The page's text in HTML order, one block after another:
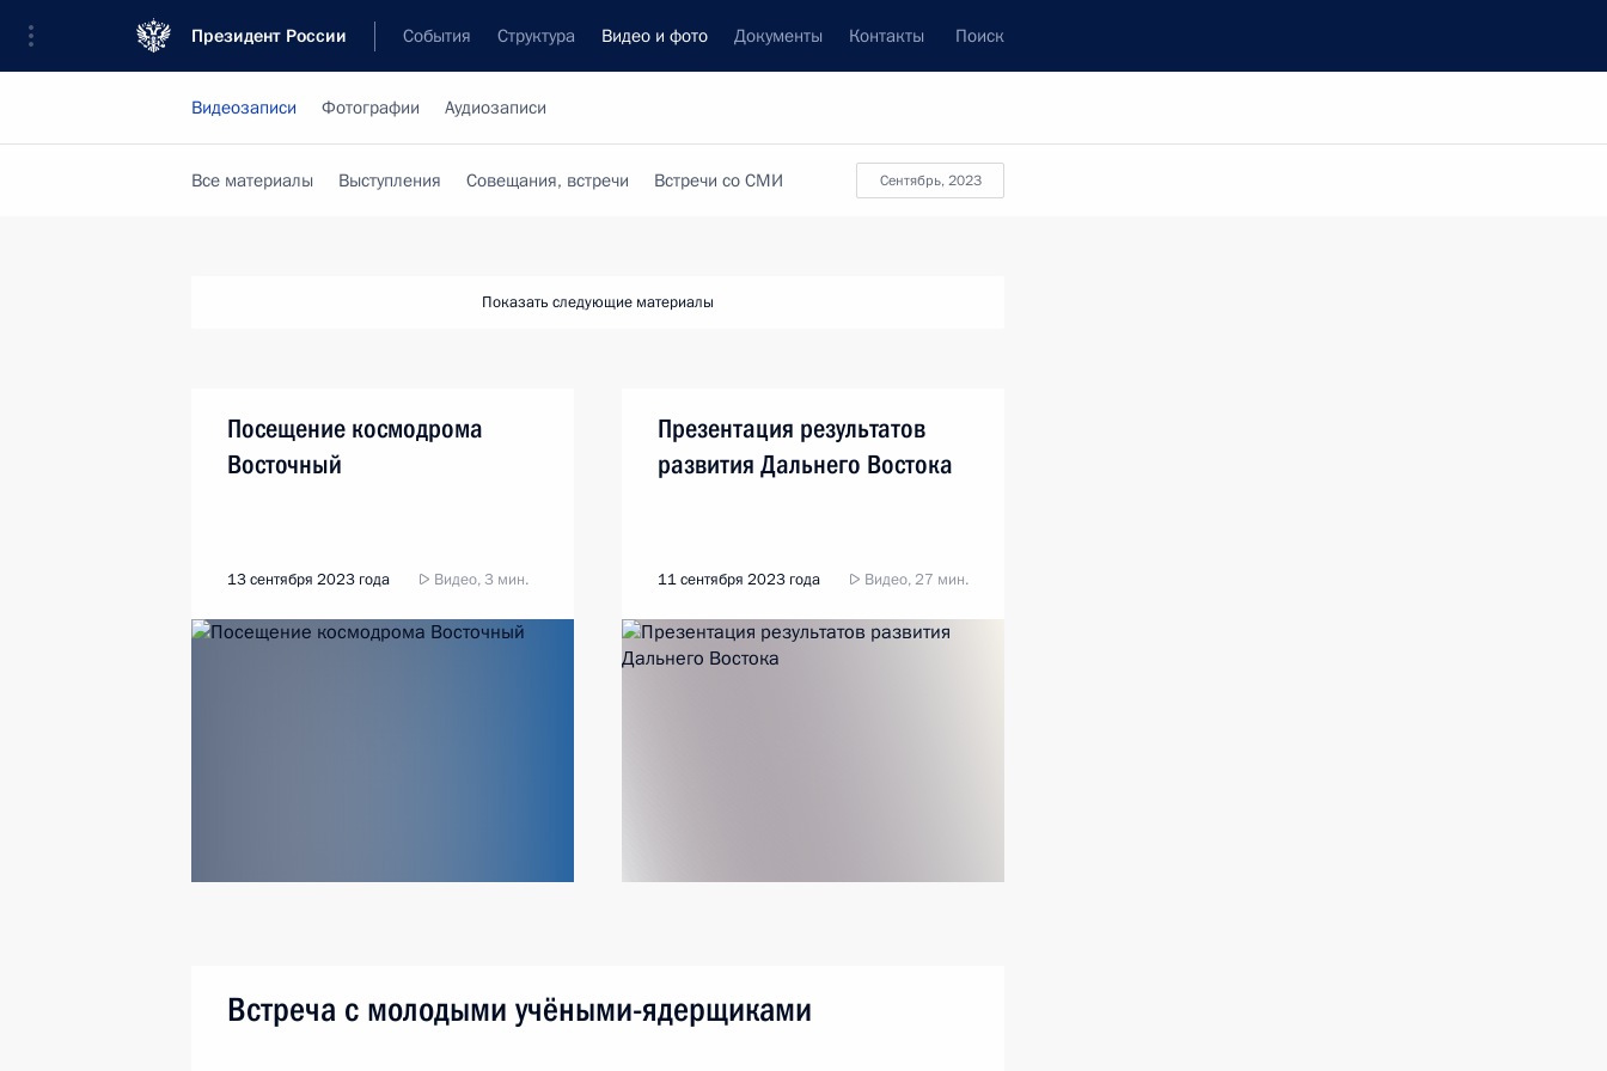
Президент России События Структура Видео и фото Документы Контакты Поиск
Видеозаписи Фотографии Аудиозаписи
сентябрь, 2023
Все материалы Выступления Совещания, встречи Встречи со СМИ
Показать следующие материалы
Посещение космодрома
Восточный
13 сентября 2023 года Видео, 3 мин.
Презентация результатов
развития Дальнего Востока
11 сентября 2023 года Видео, 27 мин.
Встреча с молодыми учёными-ядерщиками